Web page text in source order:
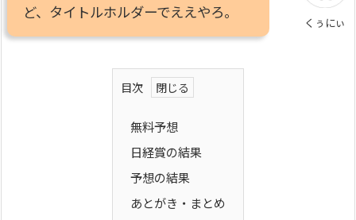
くぅにぃ
ど、タイトルホルダーでええやろ。
目次
無料予想
日経賞の結果
予想の結果
あとがき・まとめ